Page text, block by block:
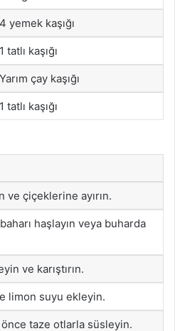
4 yemek kaşığı
1 tatlı kaşığı
Yarım çay kaşığı
1 tatlı kaşığı
ve çiçeklerine ayırın.
haşlayın veya buharda
ve karıştırın.
limon suyu ekleyin.
taze otlarla süsleyin.